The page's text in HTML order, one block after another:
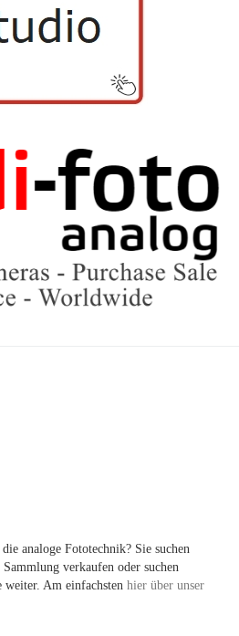
analoge Fototechnik? Sie suchen
verkaufen oder suchen
weiter. Am einfachsten hier über unser